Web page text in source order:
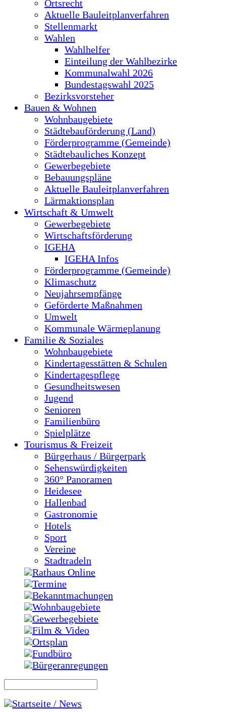
Ortsrecht
Aktuelle Bauleitplanverfahren
Stellenmarkt
Wahlen
Wahlhelfer
Einteilung der Wahlbezirke
Kommunalwahl 2026
Bundestagswahl 2025
Bezirksvorsteher
Bauen & Wohnen
Wohnbaugebiete
Städtebauförderung (Land)
Förderprogramme (Gemeinde)
Städtebauliches Konzept
Gewerbegebiete
Bebauungspläne
Aktuelle Bauleitplanverfahren
Lärmaktionsplan
Wirtschaft & Umwelt
Gewerbegebiete
Wirtschaftsförderung
IGEHA
IGEHA Infos
Förderprogramme (Gemeinde)
Klimaschutz
Neujahrsempfänge
Geförderte Maßnahmen
Umwelt
Kommunale Wärmeplanung
Familie & Soziales
Wohnbaugebiete
Kindertagesstätten & Schulen
Kindertagespflege
Gesundheitswesen
Jugend
Senioren
Familienbüro
Spielplätze
Tourismus & Freizeit
Bürgerhaus / Bürgerpark
Sehenswürdigkeiten
360° Panoramen
Heidesee
Hallenbad
Gastronomie
Hotels
Sport
Vereine
Stadtradeln
Rathaus Online
Termine
Bekanntmachungen
Wohnbaugebiete
Gewerbegebiete
Film & Video
Ortsplan
Fundbüro
Bürgeranregungen
Startseite / News